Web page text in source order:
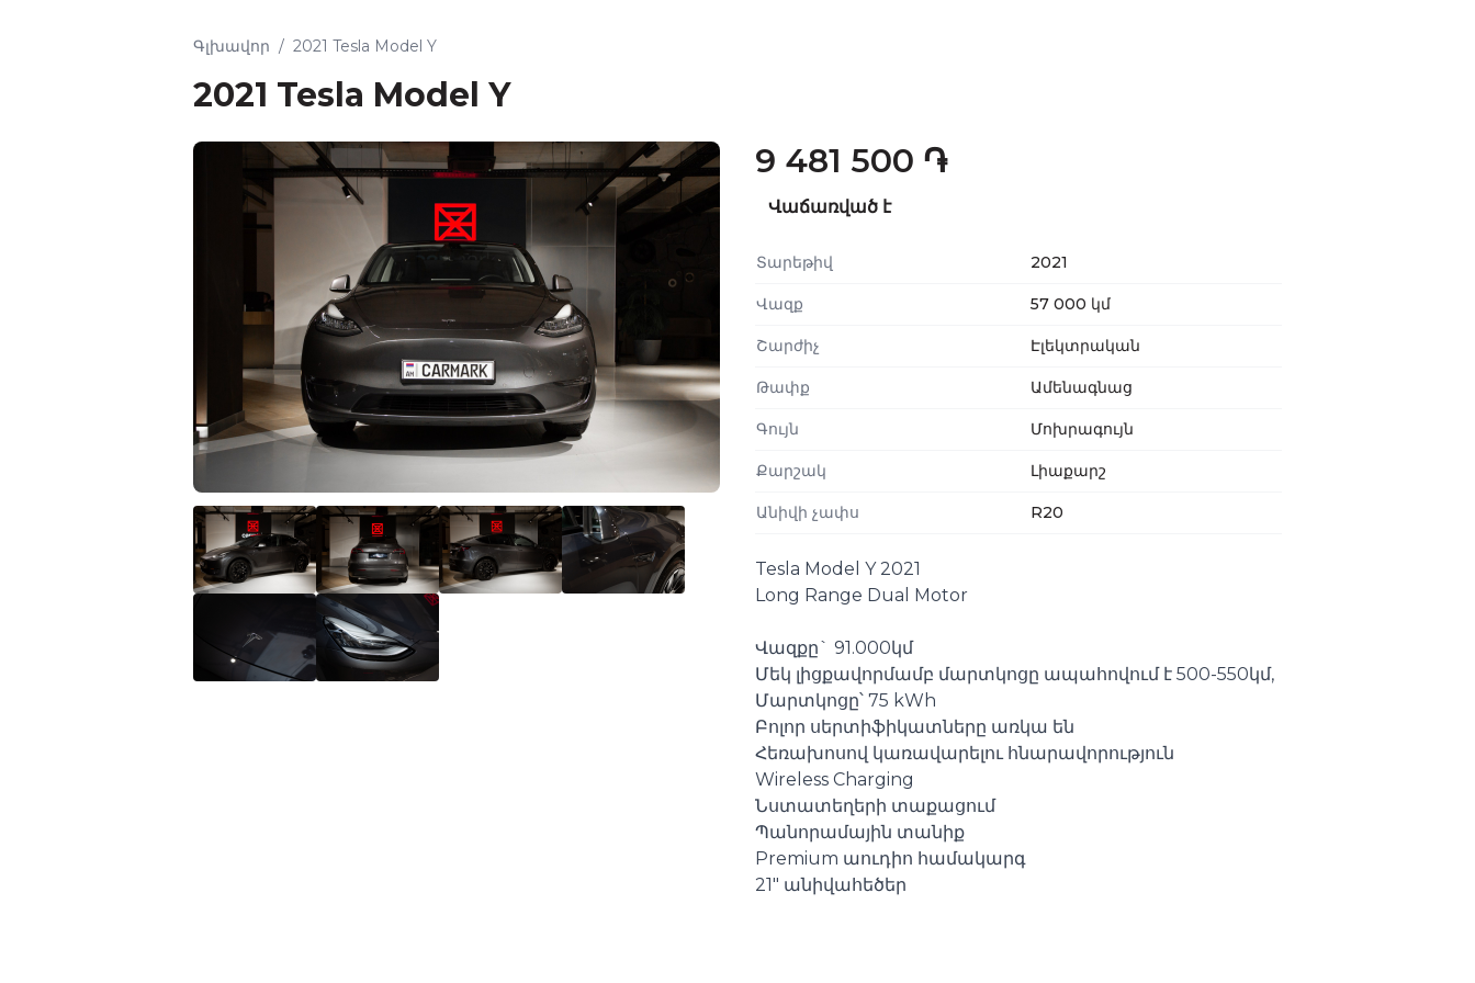
Գլխավոր / 2021 Tesla Model Y
2021 Tesla Model Y
9 481 500 ֏
Վաճառված է
Տարեթիվ 2021
Վազք 57 000 կմ
Շարժիչ Էլեկտրական
Թափք Ամենագնաց
Գույն Մոխրագույն
Քարշակ Լիաքարշ
Անիվի չափս R20
Tesla Model Y 2021
Long Range Dual Motor
Վազքը` 91.000կմ
Մեկ լիցքավորմամբ մարտկոցը ապահովում է 500-550կմ,
Մարտկոցը՝ 75 kWh
Բոլոր սերտիֆիկատները առկա են
Հեռախոսով կառավարելու հնարավորություն
Wireless Charging
Նստատեղերի տաքացում
Պանորամային տանիք
Premium աուդիո համակարգ